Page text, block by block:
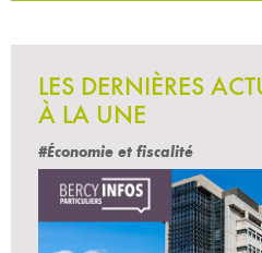
LES DERNIÈRES
À LA UNE
#Économie et fiscalité